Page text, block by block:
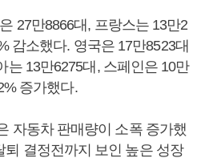
27만8866대, 프랑스는 13만2
감소했다. 영국은 17만8523대
는 13만6275대, 스페인은 10만
증가했다.
자동차 판매량이 소폭 증가했
퇴 결정전까지 보인 높은 성장